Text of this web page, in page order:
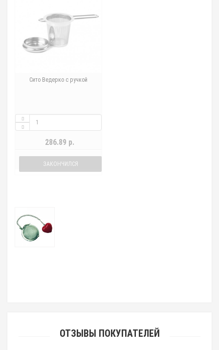
Сито Ведерко с ручкой
286.89 р.
ЗАКОНЧИЛСЯ
ОТЗЫВЫ ПОКУПАТЕЛЕЙ